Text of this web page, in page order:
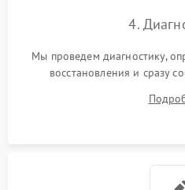
4.
Мы проведем диагностику,
восстановления и сразу